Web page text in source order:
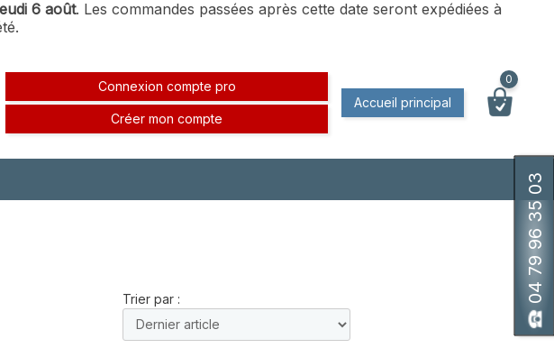
6 août. Les commandes passées après cette date seront expédiées à
Connexion compte pro
Créer mon compte
Accueil principal
0
Trier par : 04 79 96 35 03